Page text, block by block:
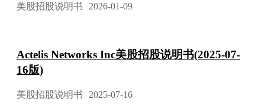
美股招股说明书 2026-01-09
Actelis Networks Inc美股招股说明书(2025-07-
16版)
美股招股说明书 2025-07-16